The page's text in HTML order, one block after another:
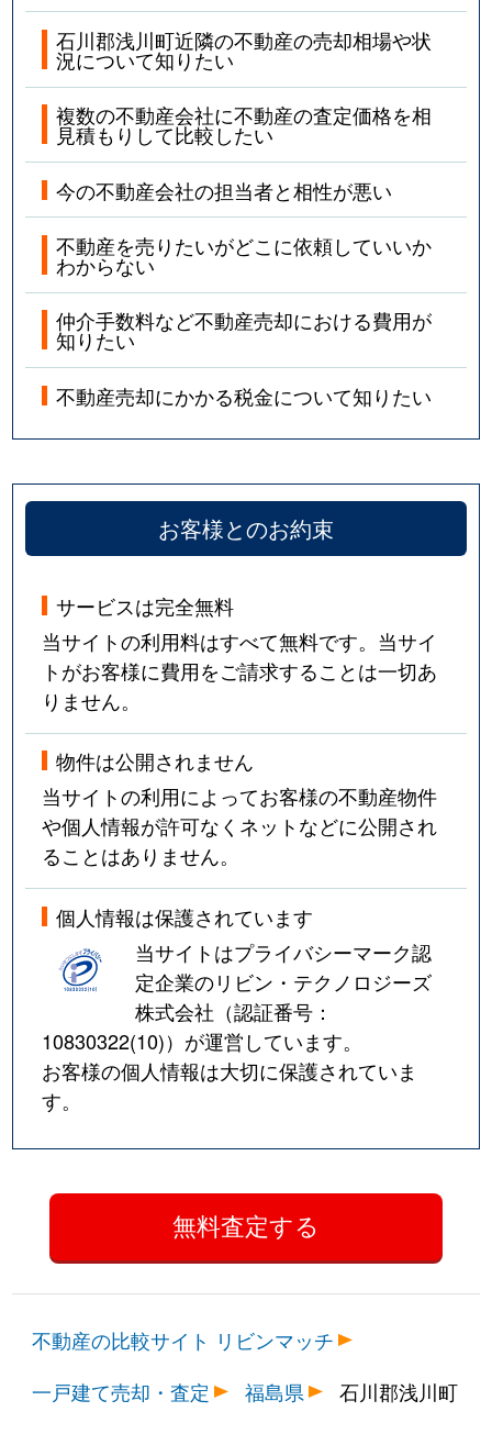
石川郡浅川町近隣の不動産の売却相場や状
況について知りたい
複数の不動産会社に不動産の査定価格を相
見積もりして比較したい
今の不動産会社の担当者と相性が悪い
不動産を売りたいがどこに依頼していいか
わからない
仲介手数料など不動産売却における費用が
知りたい
不動産売却にかかる税金について知りたい
お客様とのお約束
サービスは完全無料
当サイトの利用料はすべて無料です。当サイ
トがお客様に費用をご請求することは一切あ
りません。
物件は公開されません
当サイトの利用によってお客様の不動産物件
や個人情報が許可なくネットなどに公開され
ることはありません。
個人情報は保護されています
当サイトはプライバシーマーク認
定企業のリビン・テクノロジーズ
株式会社（認証番号：
10830322(10)）が運営しています。
お客様の個人情報は大切に保護されていま
す。
不動産の比較サイト リビンマッチ
一戸建て売却・査定
福島県 石川郡浅川町